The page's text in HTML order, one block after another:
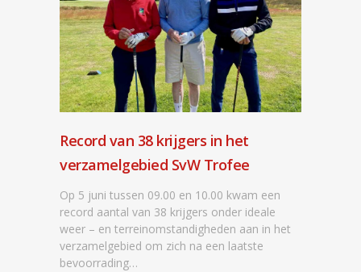
Record van 38 krijgers in het
verzamelgebied SvW Trofee
Op 5 juni tussen 09.00 en 10.00 kwam een
record aantal van 38 krijgers onder ideale
weer – en terreinomstandigheden aan in het
verzamelgebied om zich na een laatste
bevoorrading…